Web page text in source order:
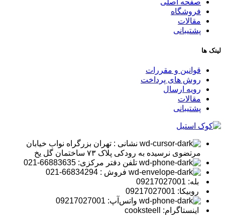
صفحه اصلی
فروشگاه
مقالات
پشتیبانی
لینک ها
قوانین و مقررات
روش های پرداخت
رویه ارسال
مقالات
پشتیبانی
نشانی : تهران بزرگراه نواب خیابان
مرتضوی نرسیده به رودکی پلاک ۷۳ ساختمان گل یخ
تلفن دفتر مرکزی: 66883635-021
فروش : 66834294-021
بله: 09217027001
روبیکا: 09217027001
واتس‌آپ: 09217027001
اینستاگرام: cooksteell